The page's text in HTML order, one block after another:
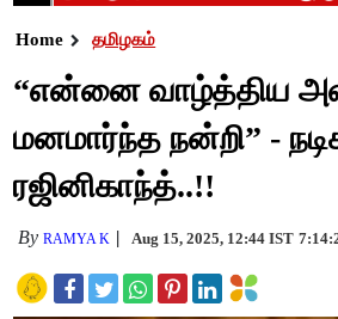
Home தமிழகம்
“என்னை வாழ்த்திய
மனமார்ந்த நன்றி” -
ரஜினிகாந்த்..!!
ByRAMYA K Aug 15, 2025, 12:44 IST